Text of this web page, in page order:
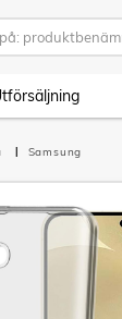
Samsung